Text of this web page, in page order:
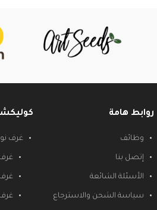
روابط هامة
وظائف
إتصل بنا
الأسئلة الشائعة
سياسة الشحن والاسترجاع
كوليكشن
غرف